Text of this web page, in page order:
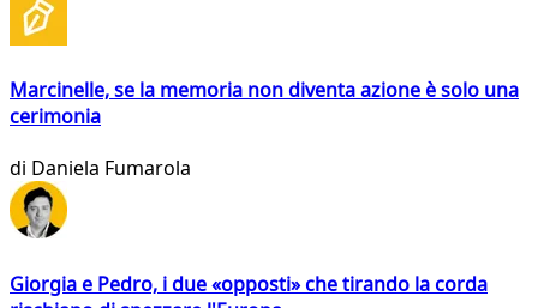
Marcinelle, se la memoria non diventa azione è solo una
cerimonia
di Daniela Fumarola
Giorgia e Pedro, i due «opposti» che tirando la corda